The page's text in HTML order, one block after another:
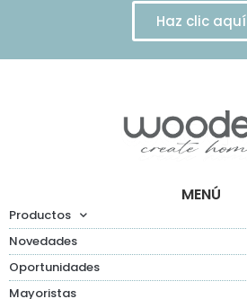
Haz clic aquí
MENÚ
Productos
Novedades
Oportunidades
Mayoristas